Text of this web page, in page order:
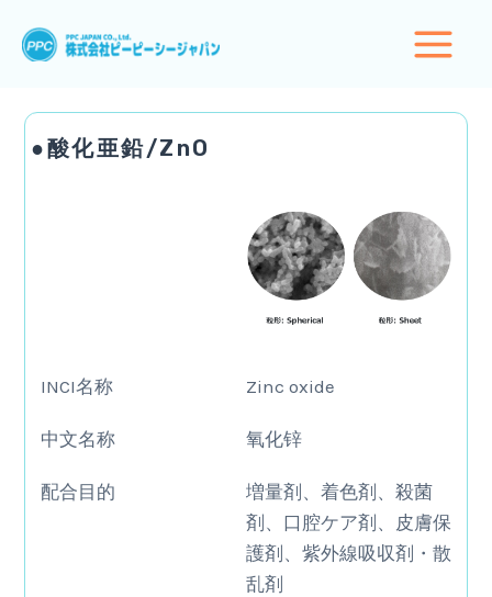
Main
●酸化亜鉛/ZnO
INCI名称 Zinc oxide
中文名称 氧化锌
配合目的
増量剤、着色剤、殺菌
剤、口腔ケア剤、皮膚保
護剤、紫外線吸収剤・散
乱剤